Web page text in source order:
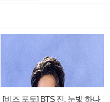
[비즈 포토] BTS 진, 눈빛 하나